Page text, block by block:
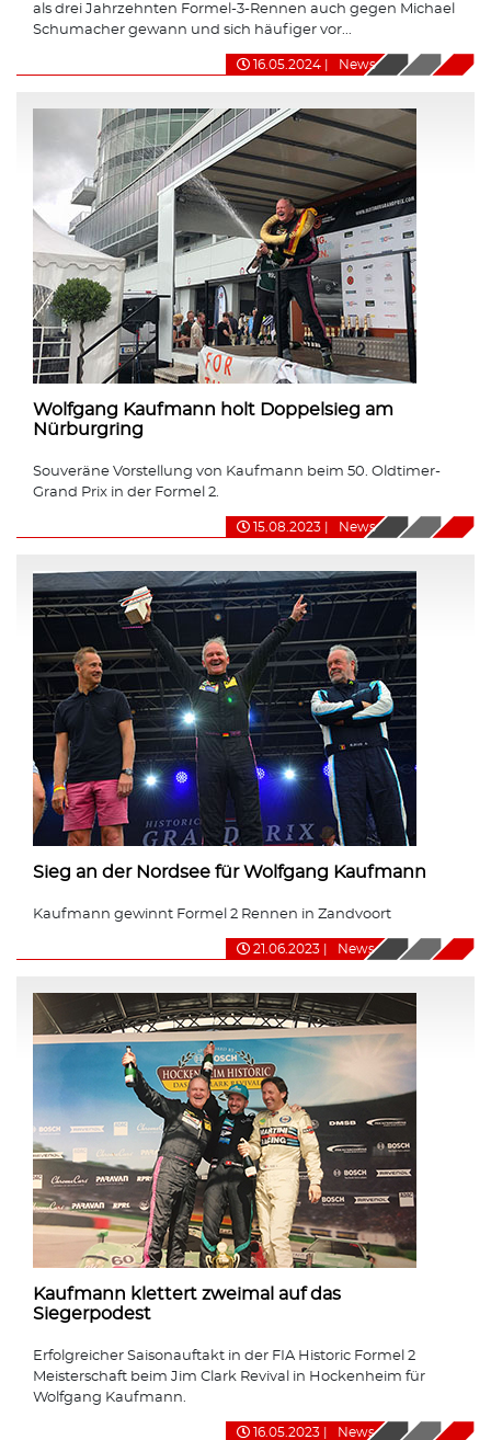
als drei Jahrzehnten Formel-3-Rennen auch gegen Michael
Schumacher gewann und sich häufiger vor...
16.05.2024 News
Wolfgang Kaufmann holt Doppelsieg am
Nürburgring
Souveräne Vorstellung von Kaufmann beim 50. Oldtimer-
Grand Prix in der Formel 2.
15.08.2023 News
Sieg an der Nordsee für Wolfgang Kaufmann
Kaufmann gewinnt Formel 2 Rennen in Zandvoort
21.06.2023 News
Kaufmann klettert zweimal auf das
Siegerpodest
Erfolgreicher Saisonauftakt in der FIA Historic Formel 2
Meisterschaft beim Jim Clark Revival in Hockenheim für
Wolfgang Kaufmann.
16.05.2023 News